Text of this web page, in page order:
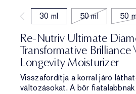
30 ml 50 ml 50
Re-Nutriv Ultimate
Transformative Brilliance
Longevity Moisturizer
Visszafordítja a korral járó
változásokat. A bőr
7 ml